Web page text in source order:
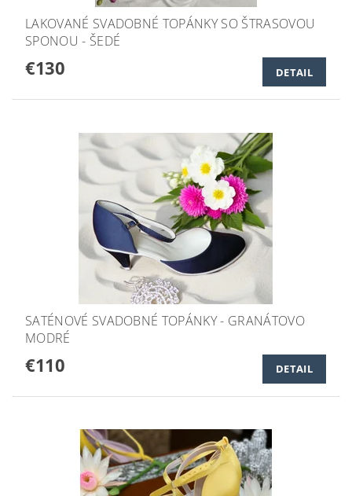
LAKOVANÉ SVADOBNÉ TOPÁNKY SO ŠTRASOVOU
SPONOU - ŠEDÉ
€130 DETAIL
SATÉNOVÉ SVADOBNÉ TOPÁNKY - GRANÁTOVO
MODRÉ
€110 DETAIL